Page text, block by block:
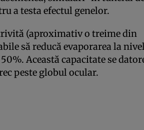
a testa efectul genelor.
(aproximativ o treime din
să reducă evaporarea la
Această capacitate se
peste globul ocular.